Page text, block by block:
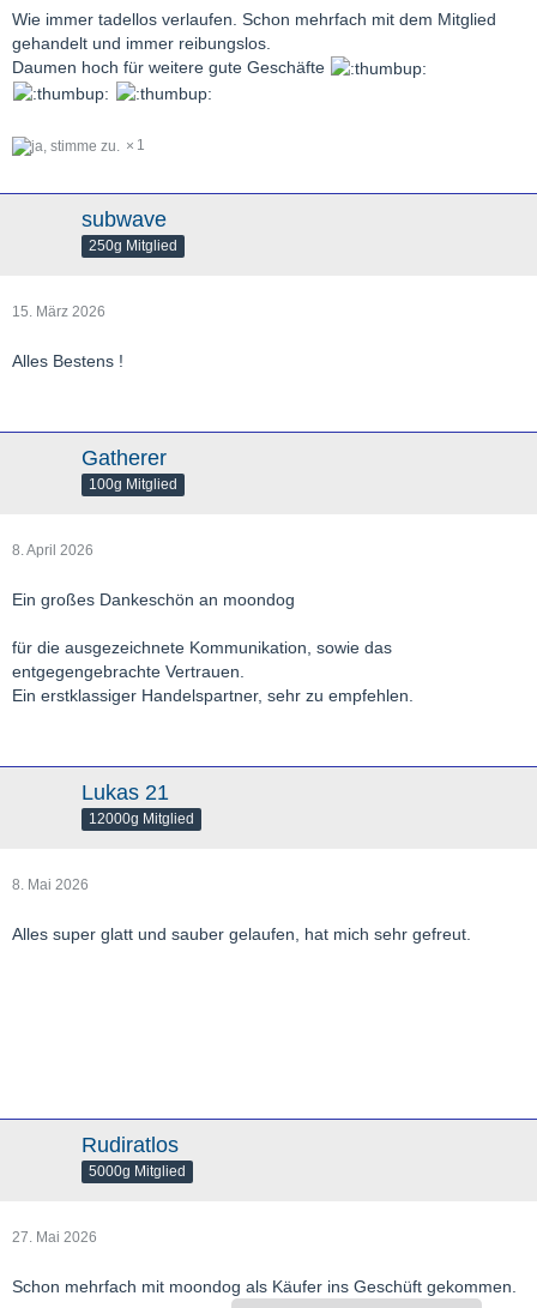
Wie immer tadellos verlaufen. Schon mehrfach mit dem Mitglied
gehandelt und immer reibungslos.
Daumen hoch für weitere gute Geschäfte
1
subwave
250g Mitglied
15. März 2026
Alles Bestens !
Gatherer
100g Mitglied
8. April 2026
Ein großes Dankeschön an moondog
für die ausgezeichnete Kommunikation, sowie das
entgegengebrachte Vertrauen.
Ein erstklassiger Handelspartner, sehr zu empfehlen.
Lukas 21
12000g Mitglied
8. Mai 2026
Alles super glatt und sauber gelaufen, hat mich sehr gefreut.
Rudiratlos
5000g Mitglied
27. Mai 2026
Schon mehrfach mit moondog als Käufer ins Geschüft gekommen.